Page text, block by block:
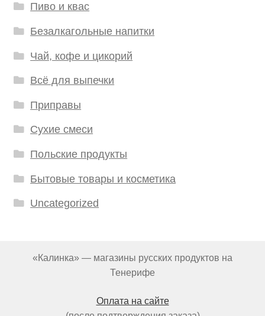
Пиво и квас
Безалкагольные напитки
Чай, кофе и цикорий
Всё для выпечки
Приправы
Сухие смеси
Польские продукты
Бытовые товары и косметика
Uncategorized
«Калинка» — магазины русских продуктов на
Тенерифе
Оплата на сайте